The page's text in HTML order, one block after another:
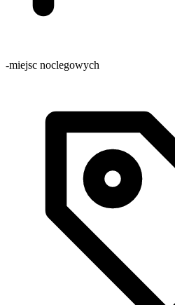
-miejsc noclegowych